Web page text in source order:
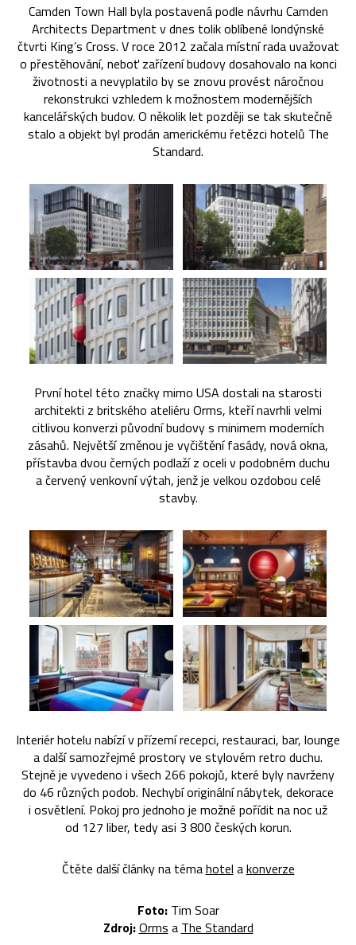
Camden Town Hall byla postavená podle návrhu Camden
Architects Department v dnes tolik oblíbené londýnské
čtvrti King’s Cross. V roce 2012 začala místní rada uvažovat
o přestěhování, neboť zařízení budovy dosahovalo na konci
životnosti a nevyplatilo by se znovu provést náročnou
rekonstrukci vzhledem k možnostem modernějších
kancelářských budov. O několik let později se tak skutečně
stalo a objekt byl prodán americkému řetězci hotelů The
Standard.
První hotel této značky mimo USA dostali na starosti
architekti z britského ateliéru Orms, kteří navrhli velmi
citlivou konverzi původní budovy s minimem moderních
zásahů. Největší změnou je vyčištění fasády, nová okna,
přístavba dvou černých podlaží z oceli v podobném duchu
a červený venkovní výtah, jenž je velkou ozdobou celé
stavby.
Interiér hotelu nabízí v přízemí recepci, restauraci, bar, lounge
a další samozřejmé prostory ve stylovém retro duchu.
Stejně je vyvedeno i všech 266 pokojů, které byly navrženy
do 46 různých podob. Nechybí originální nábytek, dekorace
i osvětlení. Pokoj pro jednoho je možné pořídit na noc už
od 127 liber, tedy asi 3 800 českých korun.
Čtěte další články na témahotel akonverze
Foto:Tim Soar
Zdroj:Orms a The Standard